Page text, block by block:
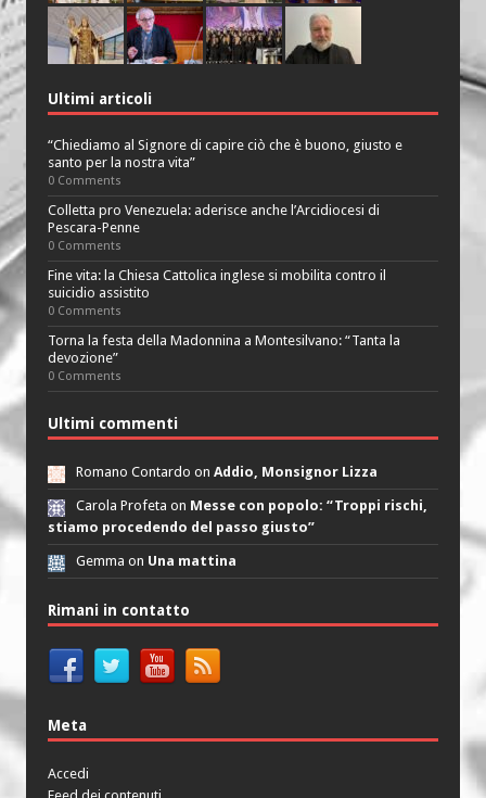
Ultimi articoli
“Chiediamo al Signore di capire ciò che è buono, giusto e
santo per la nostra vita”
0 Comments
Colletta pro Venezuela: aderisce anche l’Arcidiocesi di
Pescara-Penne
0 Comments
Fine vita: la Chiesa Cattolica inglese si mobilita contro il
suicidio assistito
0 Comments
Torna la festa della Madonnina a Montesilvano: “Tanta la
devozione”
0 Comments
Ultimi commenti
Romano Contardo on Addio, Monsignor Lizza
Carola Profeta on Messe con popolo: “Troppi rischi,
stiamo procedendo del passo giusto”
Gemma on Una mattina
Rimani in contatto
Meta
Accedi